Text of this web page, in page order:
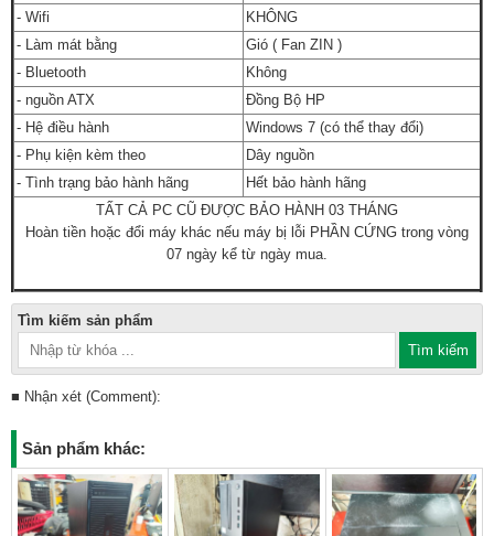
- Wifi
KHÔNG
- Làm mát bằng
Gió ( Fan ZIN )
- Bluetooth
Không
- nguồn ATX
Đồng Bộ HP
- Hệ điều hành
Windows 7 (có thể thay đổi)
- Phụ kiện kèm theo
Dây nguồn
- Tình trạng bảo hành hãng
Hết bảo hành hãng
TẤT CẢ PC CŨ ĐƯỢC BẢO HÀNH 03 THÁNG
Hoàn tiền hoặc đổi máy khác nếu máy bị lỗi PHẦN CỨNG trong vòng
07 ngày kể từ ngày mua.
Tìm kiếm sản phẩm
■ Nhận xét (Comment):
Sản phẩm khác: